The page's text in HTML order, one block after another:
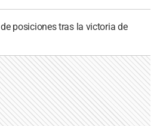
posiciones tras la victoria de